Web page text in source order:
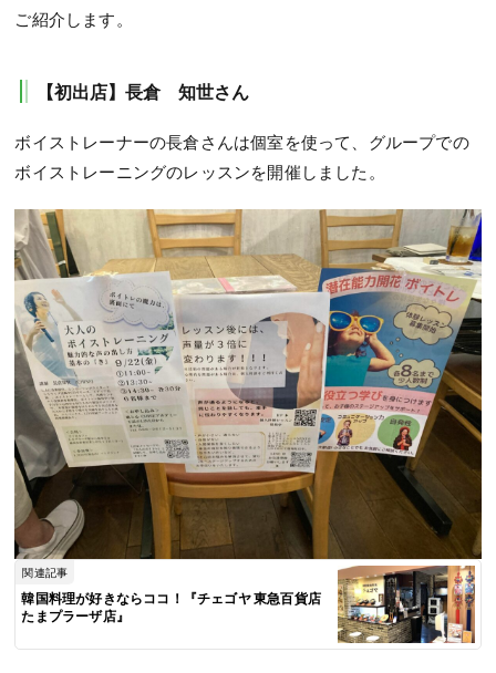
ご紹介します。
【初出店】長倉 知世さん
ボイストレーナーの長倉さんは個室を使って、グループでの
ボイストレーニングのレッスンを開催しました。
関連記事
韓国料理が好きならココ！『チェゴヤ 東急百貨店
たまプラーザ店』